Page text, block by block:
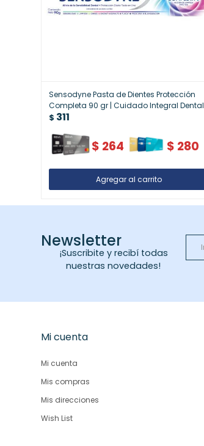
Sensodyne Pasta de Dientes Protección
Completa 90 gr | Cuidado Integral Dental
$ 311
$ 264 $ 280
Newsletter
¡Suscribite y recibí todas
nuestras novedades!
Mi cuenta
Mi cuenta
Mis compras
Mis direcciones
Wish List